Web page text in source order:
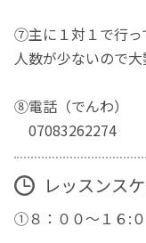
⑦主に１対１で行っ
人数が少ないので大
⑧電話（でんわ）
07083262274
レッスンス
①８：００～１６: